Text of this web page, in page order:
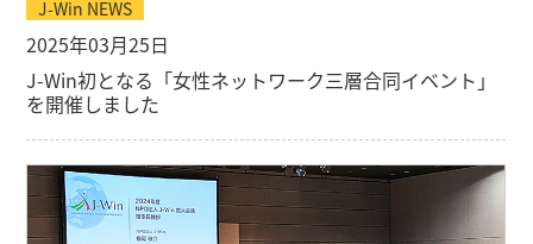
J-Win NEWS
2025年03月25日
J-Win初となる「女性ネットワーク三層合同イベント」
を開催しました